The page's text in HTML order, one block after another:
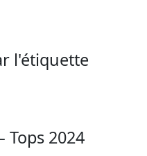
l'étiquette
Tops 2024